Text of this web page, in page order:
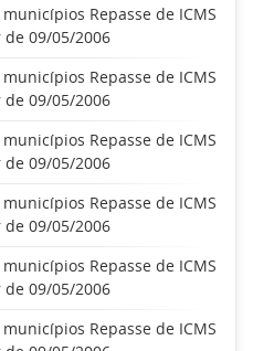
Repasse de ICMS
09/05/2006
Repasse de ICMS
09/05/2006
Repasse de ICMS
09/05/2006
Repasse de ICMS
09/05/2006
Repasse de ICMS
09/05/2006
Repasse de ICMS